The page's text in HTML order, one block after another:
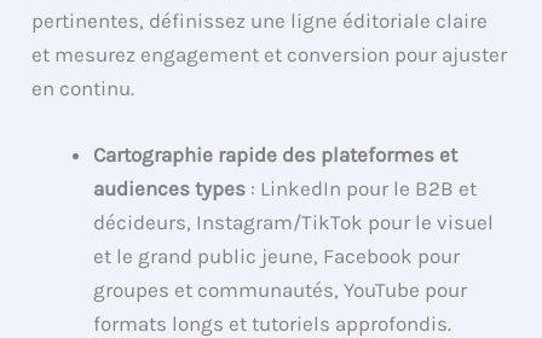
pertinentes, définissez une ligne éditoriale claire
et mesurez engagement et conversion pour ajuster
en continu.
Cartographie rapide des plateformes et
audiences types : LinkedIn pour le B2B et
décideurs, Instagram/TikTok pour le visuel
et le grand public jeune, Facebook pour
groupes et communautés, YouTube pour
formats longs et tutoriels approfondis.